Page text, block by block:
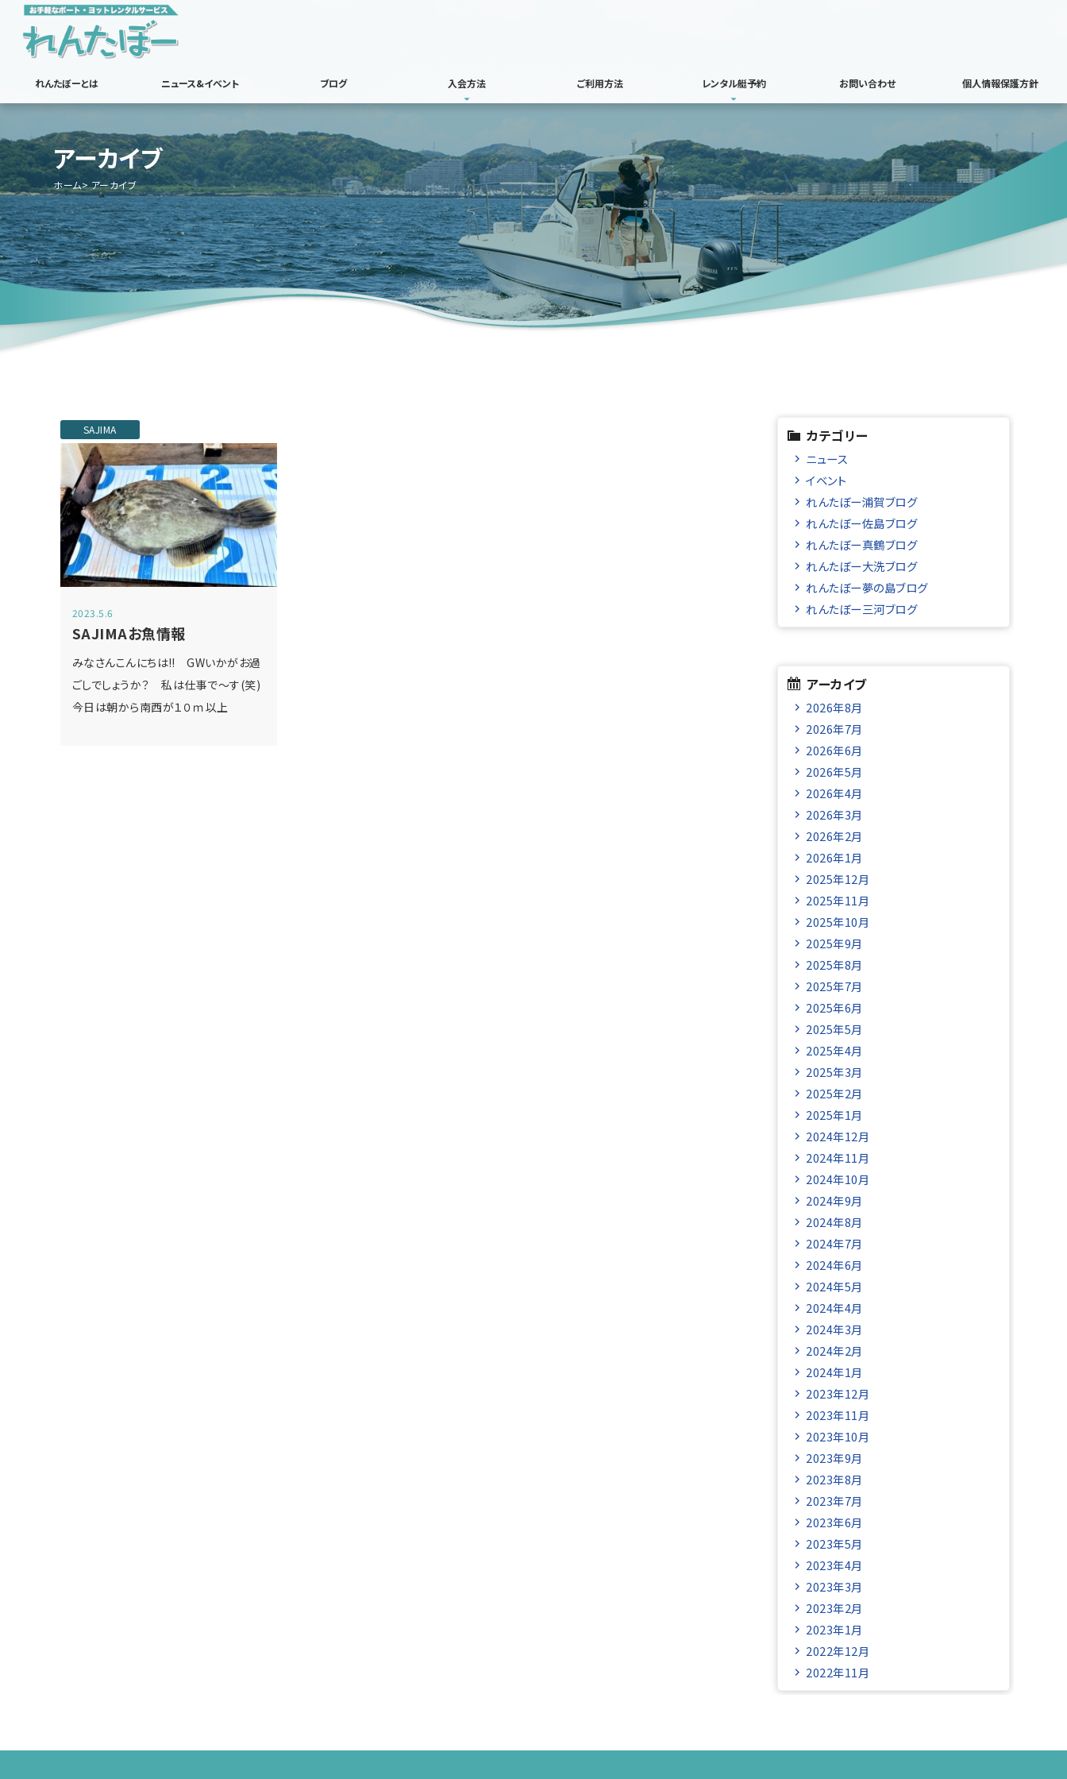
れんたぼーとは ニュース&イベント ブログ 入会方法 ご利用方法 レンタル艇予約 お問い合わせ 個人情報保護方針
アーカイブ
ホーム アーカイブ
SAJIMA
2023.5.6
SAJIMAお魚情報
みなさんこんにちは‼ GWいかがお過
ごしでしょうか？ 私は仕事で～す(笑)
今日は朝から南西が１０ｍ以上
カテゴリー
ニュース
イベント
れんたぼー浦賀ブログ
れんたぼー佐島ブログ
れんたぼー真鶴ブログ
れんたぼー大洗ブログ
れんたぼー夢の島ブログ
れんたぼー三河ブログ
アーカイブ
2026年8月
2026年7月
2026年6月
2026年5月
2026年4月
2026年3月
2026年2月
2026年1月
2025年12月
2025年11月
2025年10月
2025年9月
2025年8月
2025年7月
2025年6月
2025年5月
2025年4月
2025年3月
2025年2月
2025年1月
2024年12月
2024年11月
2024年10月
2024年9月
2024年8月
2024年7月
2024年6月
2024年5月
2024年4月
2024年3月
2024年2月
2024年1月
2023年12月
2023年11月
2023年10月
2023年9月
2023年8月
2023年7月
2023年6月
2023年5月
2023年4月
2023年3月
2023年2月
2023年1月
2022年12月
2022年11月